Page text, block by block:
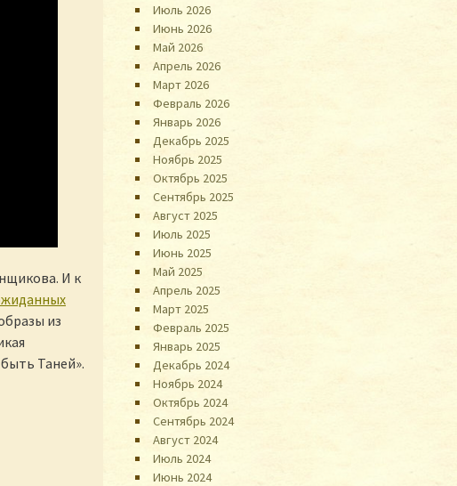
И к
из
Таней».
Июль 2026
Июнь 2026
Май 2026
Апрель 2026
Март 2026
Февраль 2026
Январь 2026
Декабрь 2025
Ноябрь 2025
Октябрь 2025
Сентябрь 2025
Август 2025
Июль 2025
Июнь 2025
Май 2025
Апрель 2025
Март 2025
Февраль 2025
Январь 2025
Декабрь 2024
Ноябрь 2024
Октябрь 2024
Сентябрь 2024
Август 2024
Июль 2024
Июнь 2024